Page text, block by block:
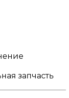
запчасть